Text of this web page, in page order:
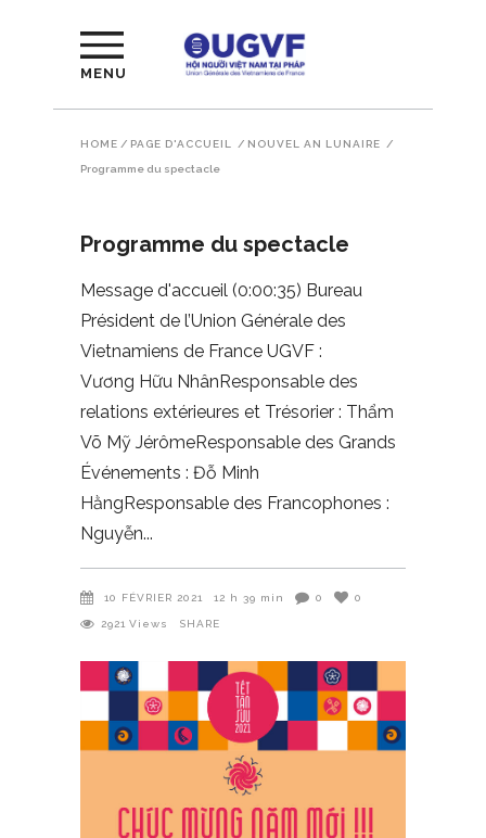
MENU
HOME / PAGE D'ACCUEIL / NOUVEL AN LUNAIRE /
Programme du spectacle
Programme du spectacle
Message d'accueil (0:00:35) Bureau
Président de l’Union Générale des
Vietnamiens de France UGVF :
Vương Hữu NhânResponsable des
relations extérieures et Trésorier : Thẩm
Võ Mỹ JérômeResponsable des Grands
Événements : Đỗ Minh
HằngResponsable des Francophones :
Nguyễn
10 FÉVRIER 2021 12 h 39 min 0 0
2921 Views SHARE